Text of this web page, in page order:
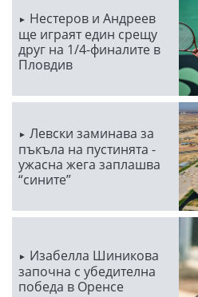
Нестеров и Андреев
ще играят един срещу
друг на 1/4-финалите в
Пловдив
Левски заминава за
пъкъла на пустинята -
ужасна жега заплашва
“сините”
Изабелла Шиникова
започна с убедителна
победа в Оренсе